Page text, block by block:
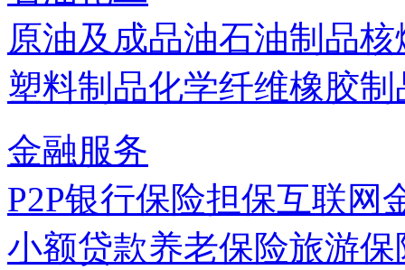
原油及成品油石油制品核
塑料制品化学纤维橡胶制
金融服务
P2P银行保险担保互联网
小额贷款养老保险旅游保